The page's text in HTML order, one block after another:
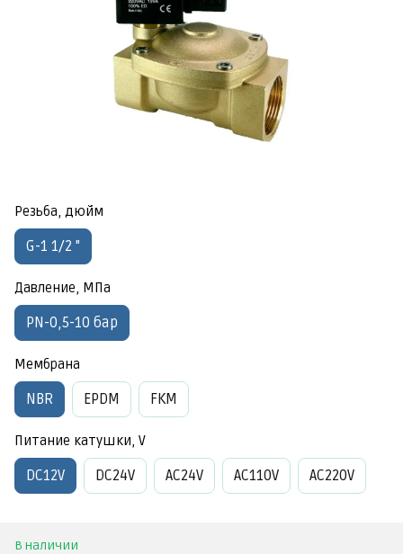
Резьба, дюйм
G-1 1/2 "
Давление, МПа
PN-0,5-10 бар
Мембрана
NBR EPDM FKM
Питание катушки, V
DC12V DC24V AC24V АС110V AC220V
В наличии